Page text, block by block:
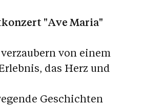
"Ave Maria"
von einem
das Herz und
Geschichten